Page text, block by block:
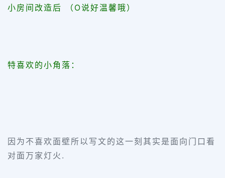
小房间改造后 （O说好温馨哦）
特喜欢的小角落：
因为不喜欢面壁所以写文的这一刻其实是面向门口看
对面万家灯火.